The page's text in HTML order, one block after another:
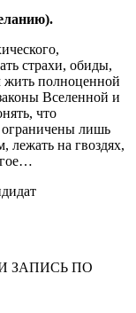
страхи, обиды,
жить полноценной
Вселенной и
что
ограничены лишь
лежать на гвоздях,
ЗАПИСЬ ПО